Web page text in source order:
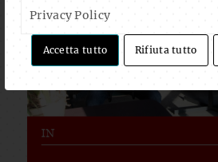
Privacy Policy
Accetta tutto Rifiuta tutto